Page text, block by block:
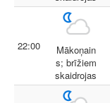
22:00
Mākoņain
s; brīžiem
skaidrojas